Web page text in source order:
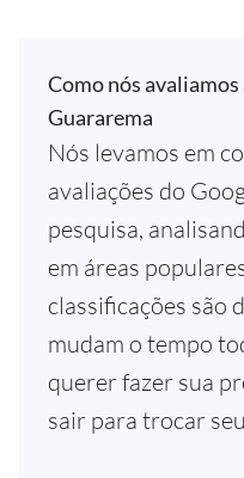
Como nós avaliamos
Guararema
Nós levamos em
avaliações do
pesquisa,
em áreas
classificações são
mudam o tempo
querer fazer sua
sair para trocar